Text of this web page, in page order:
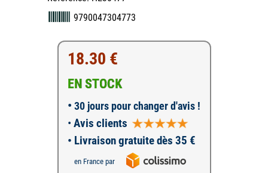
9790047304773
18.30 €
EN STOCK
• 30 jours pour changer d'avis !
• Avis clients
• Livraison gratuite dès 35 €
en France par